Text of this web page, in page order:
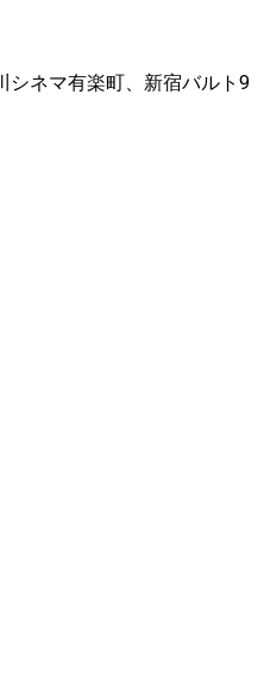
シネマ有楽町、新宿バルト9